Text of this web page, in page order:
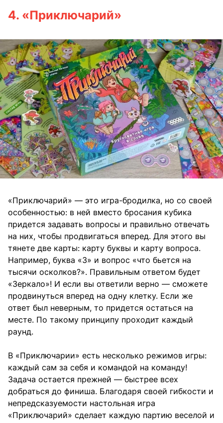
4. «Приключарий»
«Приключарий» — это игра-бродилка, но со своей
особенностью: в ней вместо бросания кубика
придется задавать вопросы и правильно отвечать
на них, чтобы продвигаться вперед. Для этого вы
тянете две карты: карту буквы и карту вопроса.
Например, буква «З» и вопрос «что бьется на
тысячи осколков?». Правильным ответом будет
«Зеркало»! И если вы ответили верно — сможете
продвинуться вперед на одну клетку. Если же
ответ был неверным, то придется остаться на
месте. По такому принципу проходит каждый
раунд.
В «Приключарии» есть несколько режимов игры:
каждый сам за себя и командой на команду!
Задача остается прежней — быстрее всех
добраться до финиша. Благодаря своей гибкости и
непредсказуемости настольная игра
«Приключарий» сделает каждую партию веселой и